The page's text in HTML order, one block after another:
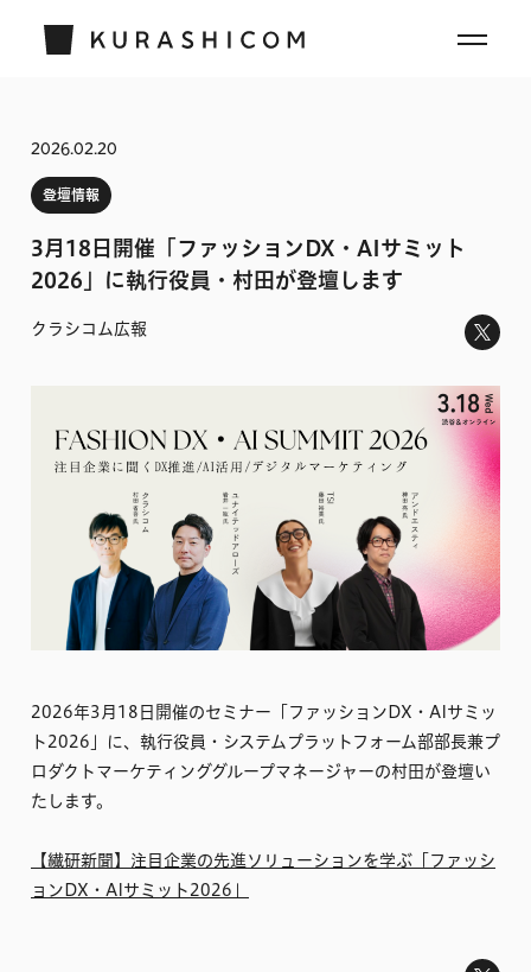
2026.02.20
登壇情報
3月18日開催「ファッションDX・AIサミット
2026」に執行役員・村田が登壇します
クラシコム広報
2026年3月18日開催のセミナー「ファッションDX・AIサミッ
ト2026」に、執行役員・システムプラットフォーム部部長兼プ
ロダクトマーケティンググループマネージャーの村田が登壇い
たします。
【繊研新聞】注目企業の先進ソリューションを学ぶ「ファッシ
ョンDX・AIサミット2026」